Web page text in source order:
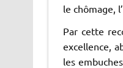
le chômage,
Par cette
excellence,
les